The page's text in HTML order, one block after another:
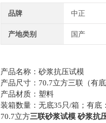
品牌 中正
产地类别 国产
产品名称：砂浆抗压试模
产品尺寸：70.7立方三联（有底
产品材质：塑料
装箱数量：无底35只/箱；有底
70.7立方三联砂浆试模 砂浆抗